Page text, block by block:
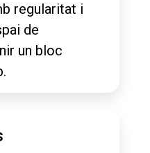
regularitat i
de
un bloc